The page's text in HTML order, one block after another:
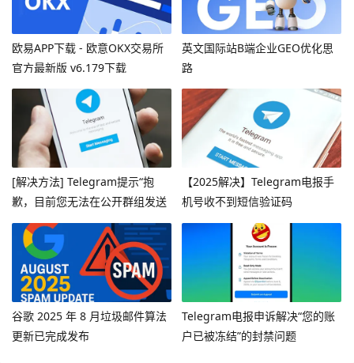
欧易APP下载 - 欧意OKX交易所
官方最新版 v6.179下载
英文国际站B端企业GEO优化思
路
[解决方法] Telegram提示“抱
歉，目前您无法在公开群组发送
消息”
【2025解决】Telegram电报手
机号收不到短信验证码
谷歌 2025 年 8 月垃圾邮件算法
更新已完成发布
Telegram电报申诉解决“您的账
户已被冻结”的封禁问题